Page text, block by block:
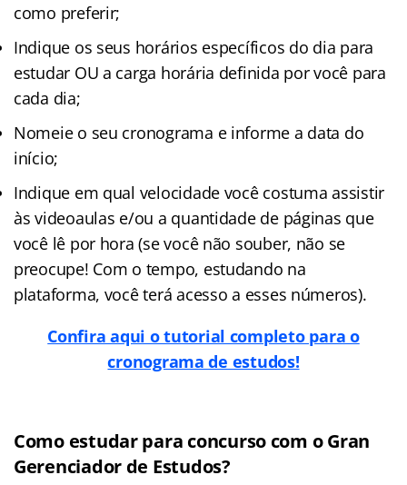
como preferir;
Indique os seus horários específicos do dia para
estudar OU a carga horária definida por você para
cada dia;
Nomeie o seu cronograma e informe a data do
início;
Indique em qual velocidade você costuma assistir
às videoaulas e/ou a quantidade de páginas que
você lê por hora (se você não souber, não se
preocupe! Com o tempo, estudando na
plataforma, você terá acesso a esses números).
Confira aqui o tutorial completo para o
cronograma de estudos!
Como estudar para concurso com o Gran
Gerenciador de Estudos?